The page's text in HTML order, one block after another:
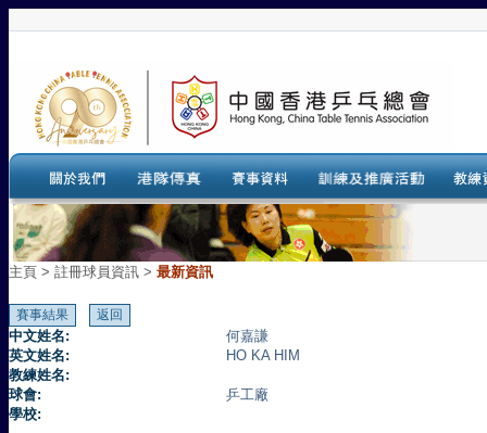
主頁 > 註冊球員資訊 > 最新資訊
中文姓名:
何嘉謙
英文姓名:
HO KA HIM
教練姓名:
球會:
乒工廠
學校: